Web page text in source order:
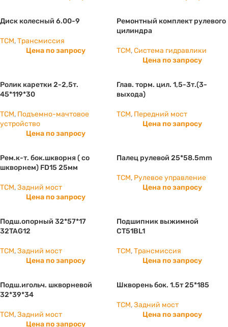
Диск колесный 6.00-9
TCM,Трансмиссия
Цена по запросу
Ремонтный комплект рулевого
цилиндра
TCM,Система гидравлики
Цена по запросу
Ролик каретки 2-2,5т.
45*119*30
TCM, Подъемно-мачтовое
устройство
Цена по запросу
Глав. торм. цил. 1,5-3т.(3-
выхода)
TCM, Передний мост
Цена по запросу
Рем.к-т. бок.шкворня ( со
шкворнем) FD15 25мм
TCM,Задний мост
Цена по запросу
Палец рулевой 25*58.5mm
TCM, Рулевое управление
Цена по запросу
Подш.опорный 32*57*17
32TAG12
TCM,Задний мост
Цена по запросу
Подшипник выжимной
CT51BL1
TCM,Трансмиссия
Цена по запросу
Подш.игольч. шкворневой
32*39*34
TCM,Задний мост
Цена по запросу
Шкворень бок. 1.5т 25*185
TCM,Задний мост
Цена по запросу